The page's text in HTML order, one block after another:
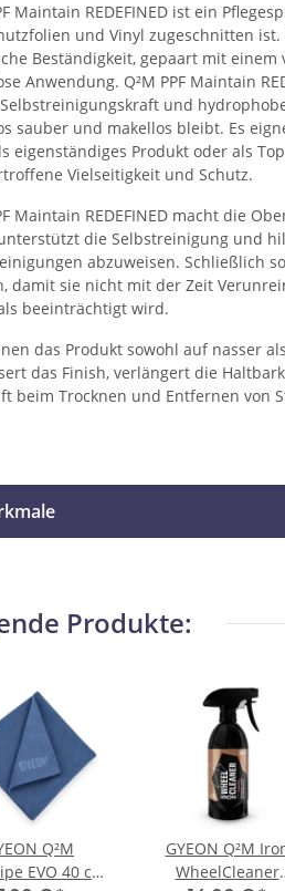
Maintain REDEFINED ist ein
und Vinyl zugeschnitten
Beständigkeit, gepaart mit
Anwendung. Q²M PPF Maintain
und
sauber und makellos bleibt. Es
eigenständiges Produkt oder als
Vielseitigkeit und Schutz.
Maintain REDEFINED macht die
die Selbstreinigung und
abzuweisen. Schließlich
damit sie nicht mit der Zeit
beeinträchtigt wird.
das Produkt sowohl auf nasser
das Finish, verlängert die
beim Trocknen und Entfernen von
Produkte:
Q²M
EVO 40 cm
GYEON Q²M
WheelCleaner